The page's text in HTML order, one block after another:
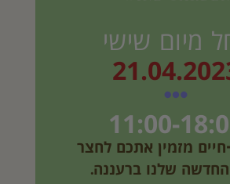
מיום שישי
11:00-
חיים מזמין אתכם לחצר
החדשה שלנו ברעננה.